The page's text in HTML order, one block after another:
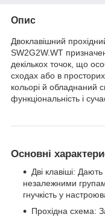
Опис
Двоклавішний
SW2G2W.WT
декількох точок, що
сходах або в
кольорі й обладнаний
функціональність і
Основні
Дві клавіші:
незалежними
гнучкість у
Прохідна схема: